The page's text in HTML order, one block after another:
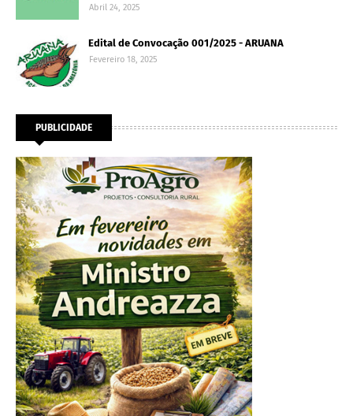
Abril 24, 2025
Edital de Convocação 001/2025 - ARUANA
Fevereiro 18, 2025
PUBLICIDADE